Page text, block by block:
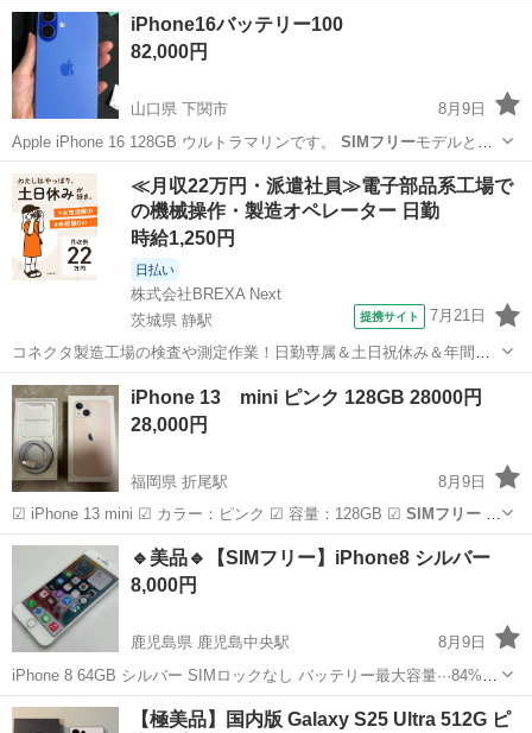
兵庫 姫路市 携帯アクセサリー
iPhone16バッテリー100
82,000円
山口県 下関市
8月9日
Apple iPhone 16 128GB ウルトラマリンです。 SIMフリーモデルとな
ります。 バッテリー純正です。交換して100%です。 外カメラのレン
ズにヒビがあります。そのため、外カメラ撮影時にヒビが写ります。
そ...
山口 下関市 携帯アクセサリー Apple
≪月収22万円・派遣社員≫電子部品系工場で
の機械操作・製造オペレーター 日勤
時給1,250円
日払い
株式会社BREXA Next
茨城県 静駅
提携サイト 7月21日
コネクタ製造工場の検査や測定作業！日勤専属＆土日祝休み＆年間休
日128日★クリーンルーム内作業★マイカー通勤OK＆無料駐車場あり
★就業先食堂利用可！日払い制度あり！《茨城県常陸大宮市》 人気の
工場のお仕事 ◇コネクタ製造工...
茨城 常陸大宮市 その他
iPhone 13 mini ピンク 128GB 28000円
28,000円
福岡県 折尾駅
8月9日
☑︎ iPhone 13 mini ☑︎ カラー：ピンク ☑︎ 容量：128GB ☑︎ SIMフリー☑︎
バッテリー最大容量：86% 背面に目立つ傷がありますが 画面は比較的
きれいで、動作に問題はありません。 現在使用...
福岡 北九州市 折尾駅 携帯電話/スマホ
🔹美品🔹【SIMフリー】iPhone8 シルバー
8,000円
鹿児島県 鹿児島中央駅
8月9日
iPhone 8 64GB シルバー SIMロックなし バッテリー最大容量···84%
付属品 - 本体 カバー・画面保護フィルムを使用していた為、全体的に
傷はほぼなく綺麗な状態です。前面、背面ともに割れはございませ
鹿児島 鹿児島市 鹿児島中央駅
【極美品】国内版 Galaxy S25 Ultra 512G ピ